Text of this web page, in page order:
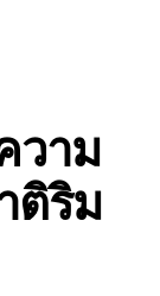
วาม
ติริม